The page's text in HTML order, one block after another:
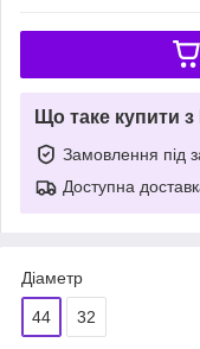
Що таке купити
Замовлення під
Доступна
Діаметр
44 32